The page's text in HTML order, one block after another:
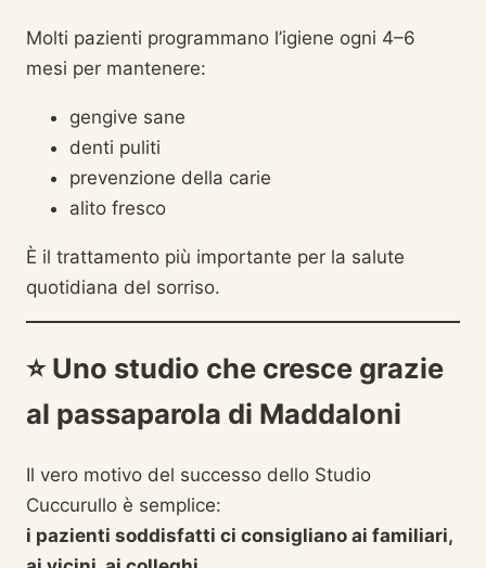
Molti pazienti programmano l’igiene ogni 4–6
mesi per mantenere:
gengive sane
denti puliti
prevenzione della carie
alito fresco
È il trattamento più importante per la salute
quotidiana del sorriso.
⭐Uno studio che cresce grazie
al passaparola di Maddaloni
Il vero motivo del successo dello Studio
Cuccurullo è semplice:
i pazienti soddisfatti ci consigliano ai familiari,